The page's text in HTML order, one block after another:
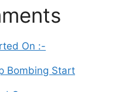
On :-
Bombing Start